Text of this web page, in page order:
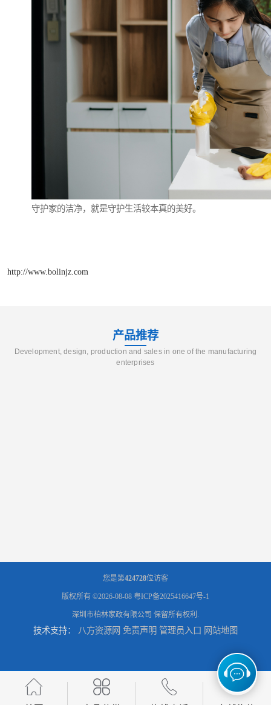
守护家的洁净，就是守护生活较本真的美好。
http://www.bolinjz.com
产品推荐
Development, design, production and sales in one of the manufacturing
enterprises
您是第424728位访客
版权所有 ©2026-08-08 粤ICP备2025416647号-1
深圳市柏林家政有限公司 保留所有权利.
技术支持： 八方资源网 免责声明 管理员入口 网站地图